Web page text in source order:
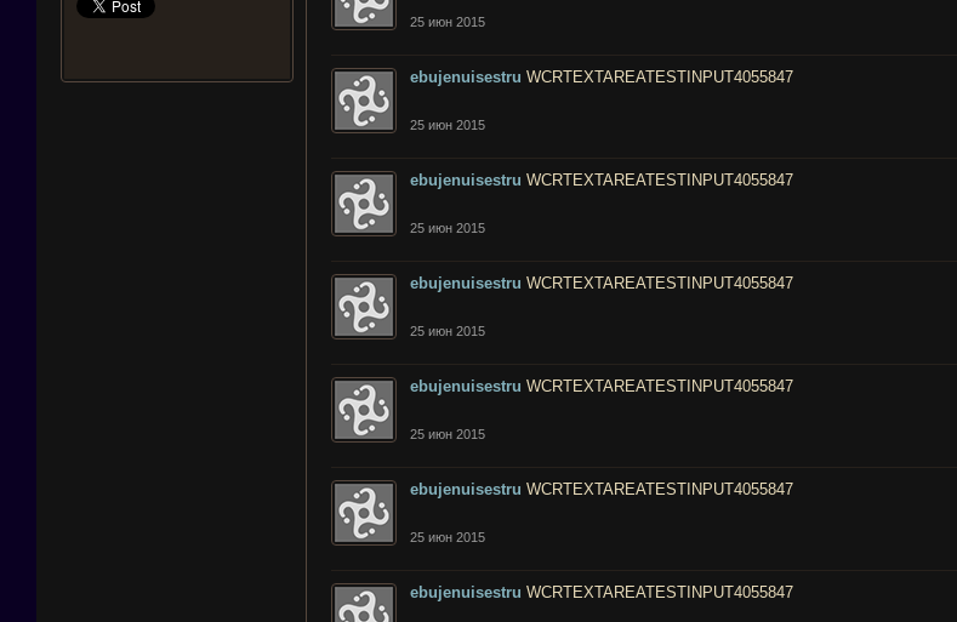
25 июн 2015
ebujenuisestru WCRTEXTAREATESTINPUT4055847
25 июн 2015
ebujenuisestru WCRTEXTAREATESTINPUT4055847
25 июн 2015
ebujenuisestru WCRTEXTAREATESTINPUT4055847
25 июн 2015
ebujenuisestru WCRTEXTAREATESTINPUT4055847
25 июн 2015
ebujenuisestru WCRTEXTAREATESTINPUT4055847
25 июн 2015
ebujenuisestru WCRTEXTAREATESTINPUT4055847